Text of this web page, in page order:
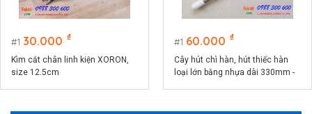
1 30.000 ₫
Kìm cắt chân linh kiện XORON,
size 12.5cm
1 60.000 ₫
Cây hút chì hàn, hút thiếc hàn
loại lớn bằng nhựa dài 330mm -